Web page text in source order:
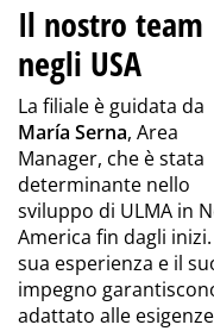
Il nostro team
negli USA
La filiale è guidata da
María Serna, Area
Manager, che è stata
determinante nello
sviluppo di ULMA in
America fin dagli inizi.
sua esperienza e il
impegno
adattato alle